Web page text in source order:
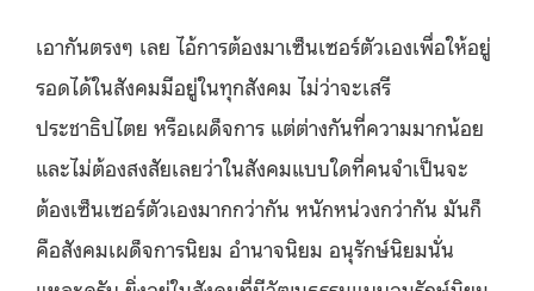
เอากันตรงๆ เลย ไอ้การต้องมาเซ็นเซอร์ตัวเองเพื่อให้อยู่
รอดได้ในสังคมมีอยู่ในทุกสังคม ไม่ว่าจะเสรี
ประชาธิปไตย หรือเผด็จการ แต่ต่างกันที่ความมากน้อย
และไม่ต้องสงสัยเลยว่าในสังคมแบบใดที่คนจำเป็นจะ
ต้องเซ็นเซอร์ตัวเองมากกว่ากัน หนักหน่วงกว่ากัน มันก็
คือสังคมเผด็จการนิยม อำนาจนิยม อนุรักษ์นิยมนั่น